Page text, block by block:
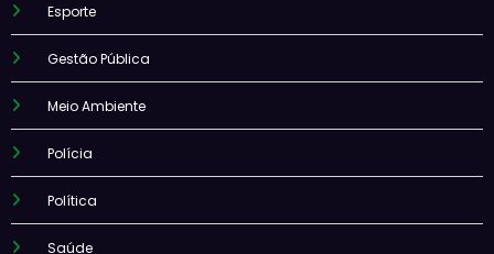
Esporte
Gestão Pública
Meio Ambiente
Polícia
Política
Saúde